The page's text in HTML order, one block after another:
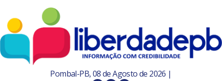
Pombal-PB, 08 de Agosto de 2026 |